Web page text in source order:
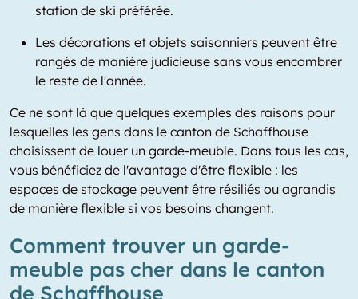
station de ski préférée.
Les décorations et objets saisonniers peuvent être
rangés de manière judicieuse sans vous encombrer
le reste de l'année.
Ce ne sont là que quelques exemples des raisons pour
lesquelles les gens dans le canton de Schaffhouse
choisissent de louer un garde-meuble. Dans tous les cas,
vous bénéficiez de l'avantage d'être flexible : les
espaces de stockage peuvent être résiliés ou agrandis
de manière flexible si vos besoins changent.
Comment trouver un garde-
meuble pas cher dans le canton
de Schaffhouse